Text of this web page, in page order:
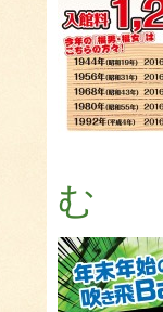
む